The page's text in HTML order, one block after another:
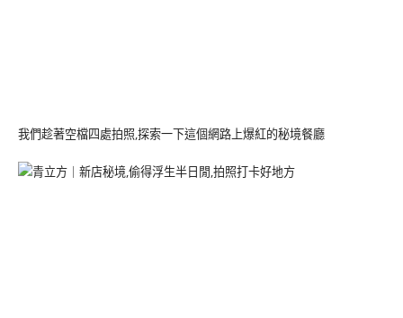
我們趁著空檔四處拍照,探索一下這個網路上爆紅的秘境餐廳